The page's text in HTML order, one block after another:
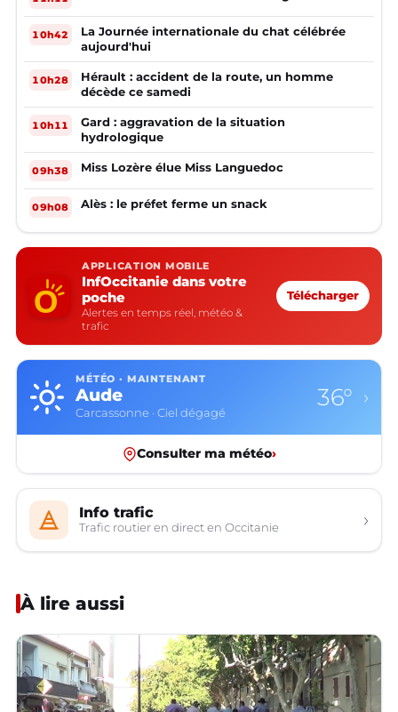
10h42
La Journée internationale du chat célébrée
aujourd'hui
10h28
Hérault : accident de la route, un homme
décède ce samedi
10h11
Gard : aggravation de la situation
hydrologique
09h38 Miss Lozère élue Miss Languedoc
09h08 Alès : le préfet ferme un snack
APPLICATION MOBILE
InfOccitanie dans votre
poche
Alertes en temps réel, météo &
trafic
Télécharger
MÉTÉO · MAINTENANT
Aude
Carcassonne · Ciel dégagé
36° ›
Consulter ma météo›
Info trafic
Trafic routier en direct en Occitanie ›
À lire aussi